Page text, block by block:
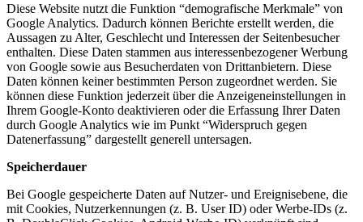
Diese Website nutzt die Funktion “demografische Merkmale” von
Google Analytics. Dadurch können Berichte erstellt werden, die
Aussagen zu Alter, Geschlecht und Interessen der Seitenbesucher
enthalten. Diese Daten stammen aus interessenbezogener Werbung
von Google sowie aus Besucherdaten von Drittanbietern. Diese
Daten können keiner bestimmten Person zugeordnet werden. Sie
können diese Funktion jederzeit über die Anzeigeneinstellungen in
Ihrem Google-Konto deaktivieren oder die Erfassung Ihrer Daten
durch Google Analytics wie im Punkt “Widerspruch gegen
Datenerfassung” dargestellt generell untersagen.
Speicherdauer
Bei Google gespeicherte Daten auf Nutzer- und Ereignisebene, die
mit Cookies, Nutzerkennungen (z. B. User ID) oder Werbe-IDs (z.